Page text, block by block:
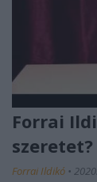
Forrai
Forrai Ildikó •